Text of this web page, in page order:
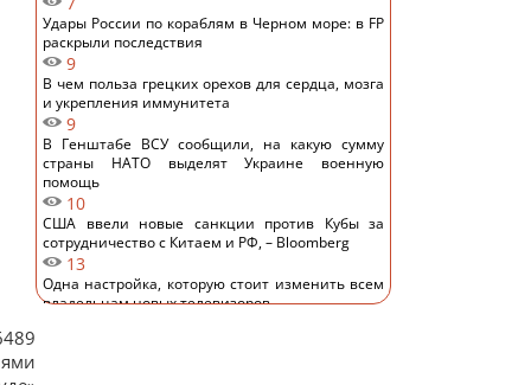
Удары России по кораблям в Черном море: в FP
раскрыли последствия
9
В чем польза грецких орехов для сердца, мозга
и укрепления иммунитета
9
В Генштабе ВСУ сообщили, на какую сумму
страны НАТО выделят Украине военную
помощь
10
США ввели новые санкции против Кубы за
сотрудничество с Китаем и РФ, – Bloomberg
13
Одна настройка, которую стоит изменить всем
владельцам новых телевизоров